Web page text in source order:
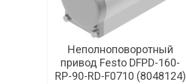
Неполноповоротный
привод Festo DFPD-160-
RP-90-RD-F0710 (8048124)